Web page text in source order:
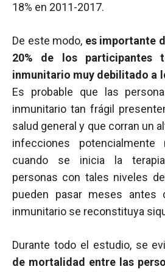
18% en 2011-2017.
De este modo, es importante
20% de los participantes
inmunitario muy debilitado a
Es probable que las
inmunitario tan frágil
salud general y que corran un
infecciones potencialmente
cuando se inicia la
personas con tales niveles
pueden pasar meses antes
inmunitario se reconstituya
Durante todo el estudio, se
de mortalidad entre las